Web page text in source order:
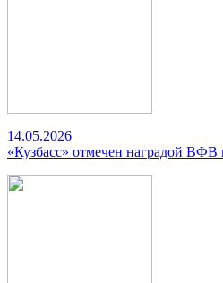
14.05.2026
«Кузбасс» отмечен наградой ВФВ